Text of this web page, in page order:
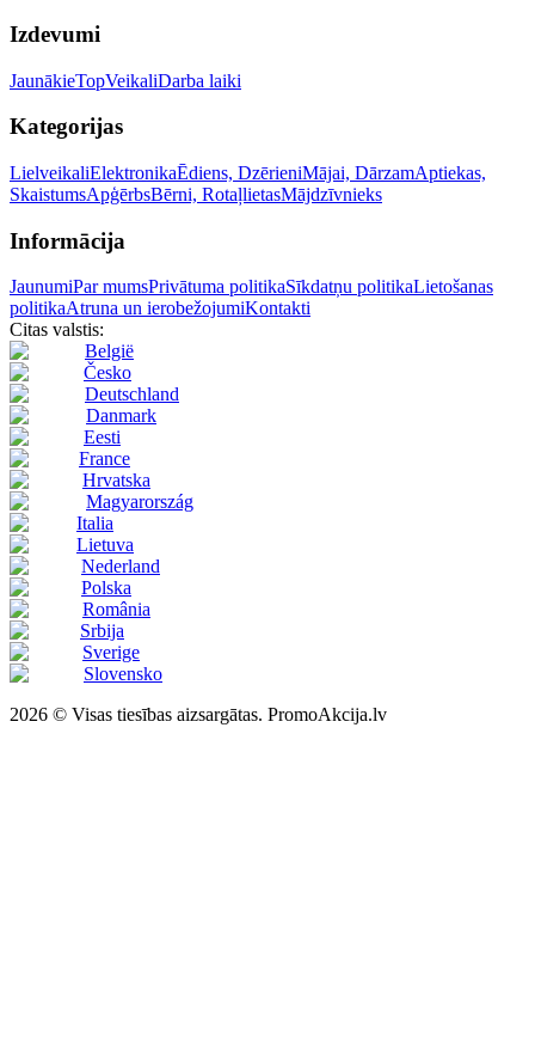
Izdevumi
JaunākieTopVeikaliDarba laiki
Kategorijas
LielveikaliElektronikaĒdiens, DzērieniMājai, DārzamAptiekas,
SkaistumsApģērbsBērni, RotaļlietasMājdzīvnieks
Informācija
JaunumiPar mumsPrivātuma politikaSīkdatņu politikaLietošanas
politikaAtruna un ierobežojumiKontakti
Citas valstis:
België
Česko
Deutschland
Danmark
Eesti
France
Hrvatska
Magyarország
Italia
Lietuva
Nederland
Polska
România
Srbija
Sverige
Slovensko
2026 © Visas tiesības aizsargātas. PromoAkcija.lv